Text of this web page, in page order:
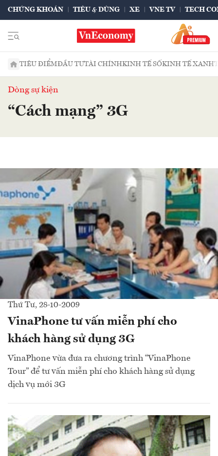
CHỨNG KHOÁN TIÊU & DÙNG XE VNE TV TECH
TIÊU ĐIỂMĐẦU TƯTÀI CHÍNHKINH TẾ SỐKINH TẾ XANH
Dòng sự kiện
“Cách mạng” 3G
Thứ Tư, 28-10-2009
VinaPhone tư vấn miễn phí cho
khách hàng sử dụng 3G
VinaPhone vừa đưa ra chương trình “VinaPhone
Tour” để tư vấn miễn phí cho khách hàng sử dụng
dịch vụ mới 3G